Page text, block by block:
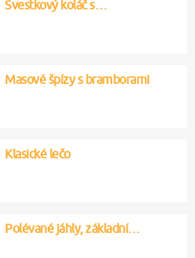
Švestkový koláč s…
Masové špízy s bramborami
Klasické lečo
Polévané jáhly, základní…